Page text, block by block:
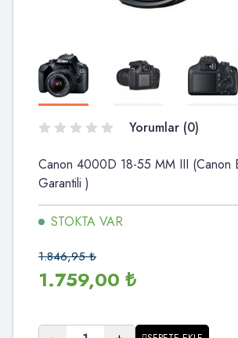
Yorumlar (0)
Canon 4000D 18-55 MM III (Canon
Garantili )
STOKTA VAR
1.846,95₺
1.759,00 ₺